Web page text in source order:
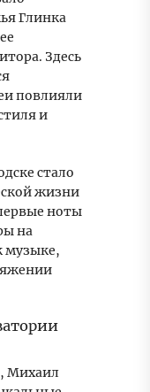
Глинка
Здесь
повлияли
и
стало
жизни
ноты
на
музыке,
Михаил